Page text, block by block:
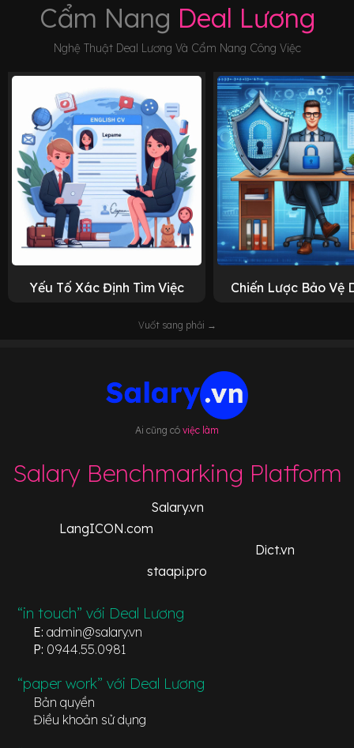
Cẩm Nang Deal Lương
Nghệ Thuật Deal Lương Và Cẩm Nang Công Việc
Yếu Tố Xác Định Tìm Việc Chiến Lược Bảo Vệ
Vuốt sang phải →
Ai cũng có việc làm
Salary Benchmarking Platform
Salary.vn
LangICON.com
Dict.vn
staapi.pro
“in touch” với Deal Lương
E: admin@salary.vn
P: 0944.55.0981
“paper work” với Deal Lương
Bản quyền
Điều khoản sử dụng